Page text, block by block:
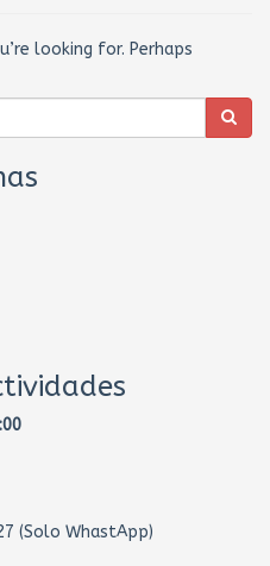
looking for. Perhaps
(Solo WhastApp)